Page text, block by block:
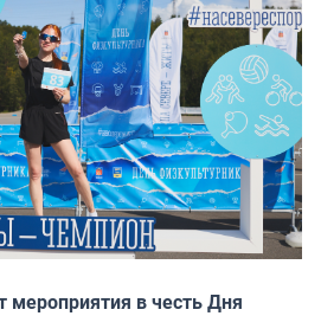
мероприятия в честь Дня